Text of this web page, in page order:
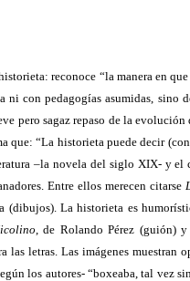
reconoce “la manera en que
con pedagogías asumidas, sino
pero sagaz repaso de la evolución
que: “La historieta puede decir
–la novela del siglo XIX- y el
Entre ellos merecen citarse
(dibujos). La historieta es
, de Rolando Pérez (guión)
letras. Las imágenes muestran
los autores- “boxeaba, tal vez